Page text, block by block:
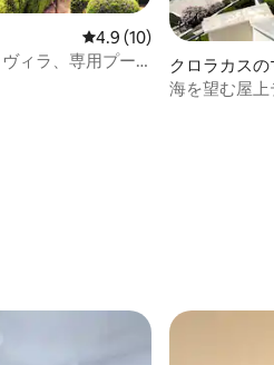
均評価
レビュー10件、5つ星中
4.9 (10)
ィラ、専用プー
クロラカス
海を望む屋